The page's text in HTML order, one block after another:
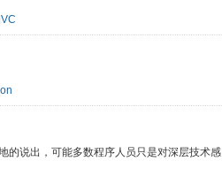
的说出，可能多数程序人员只是对深层技术感